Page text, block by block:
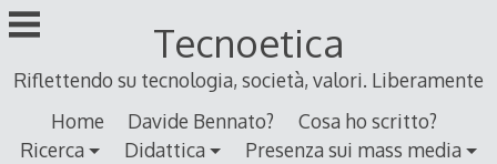
Skip
to
Tecnoetica
Riflettendo su tecnologia, società, valori. Liberamente
Home
Davide Bennato?
Cosa ho scritto?
Ricerca
Didattica
Presenza sui mass media